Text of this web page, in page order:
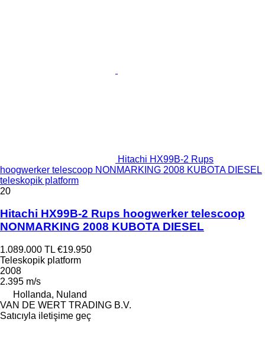
Hitachi HX99B-2 Rups
hoogwerker telescoop NONMARKING 2008 KUBOTA DIESEL
teleskopik platform
20
Hitachi HX99B-2 Rups hoogwerker telescoop
NONMARKING 2008 KUBOTA DIESEL
1.089.000 TL €19.950
Teleskopik platform
2008
2.395 m/s
Hollanda, Nuland
VAN DE WERT TRADING B.V.
Satıcıyla iletişime geç